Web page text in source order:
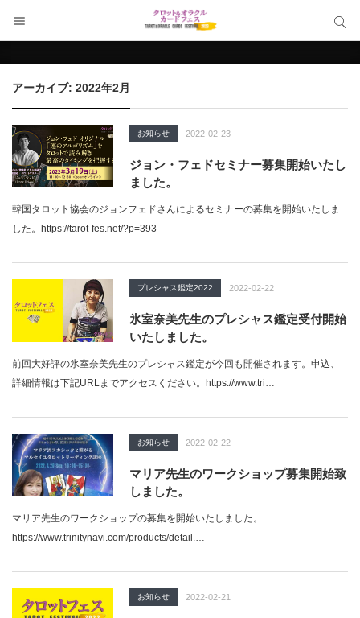
アーカイブ: 2022年2月
お知らせ 2022-02-23
ジョン・フェドセミナー募集開始いたし
ました。
韓国タロット協会のジョンフェドさんによるセミナーの募集を開始いたしま
した。https://tarot-fes.net/?p=393
プレシャス鑑定2022 2022-02-22
氷室奈美先生のプレシャス鑑定受付開始
いたしました。
前回大好評の氷室奈美先生のプレシャス鑑定が今回も開催されます。申込、
詳細情報は下記URLまでアクセスください。https://www.tri…
お知らせ 2022-02-22
マリア先生のワークショップ募集開始致
しました。
マリア先生のワークショップの募集を開始いたしました。
https://www.trinitynavi.com/products/detail.…
お知らせ 2022-02-21
サイト内検索